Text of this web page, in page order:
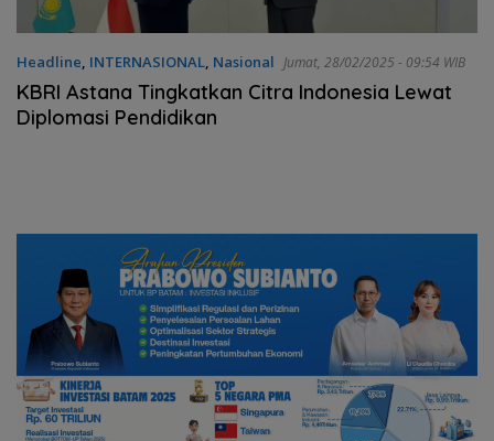
Headline, INTERNASIONAL, Nasional Jumat, 28/02/2025 - 09:54 WIB
KBRI Astana Tingkatkan Citra Indonesia Lewat
Diplomasi Pendidikan